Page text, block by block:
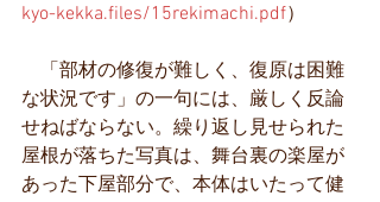
kyo-kekka.files/15rekimachi.pdf）
「部材の修復が難しく、復原は困難
な状況です」の一句には、厳しく反論
せねばならない。繰り返し見せられた
屋根が落ちた写真は、舞台裏の楽屋が
あった下屋部分で、本体はいたって健